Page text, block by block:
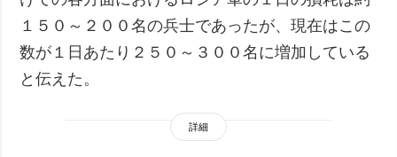
１５０～２００名の兵士であったが、現在はこの
数が１日あたり２５０～３００名に増加している
と伝えた。
詳細